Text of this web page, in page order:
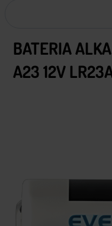
BATERIA
A23 12V